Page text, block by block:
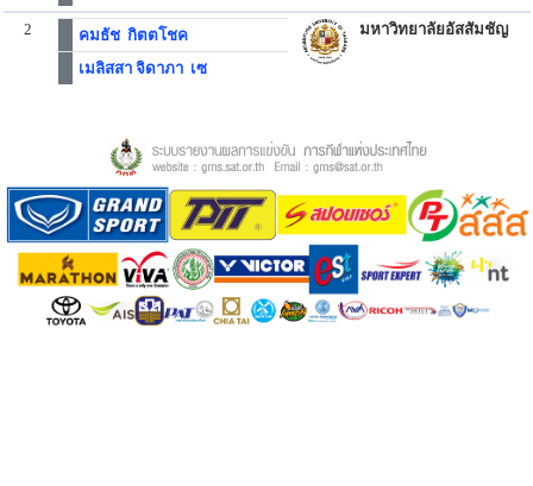
2
คมธัช กิตตโชค
เมลิสสา จิดาภา เซ
มหาวิทยาลัยอัสสัมชัญ